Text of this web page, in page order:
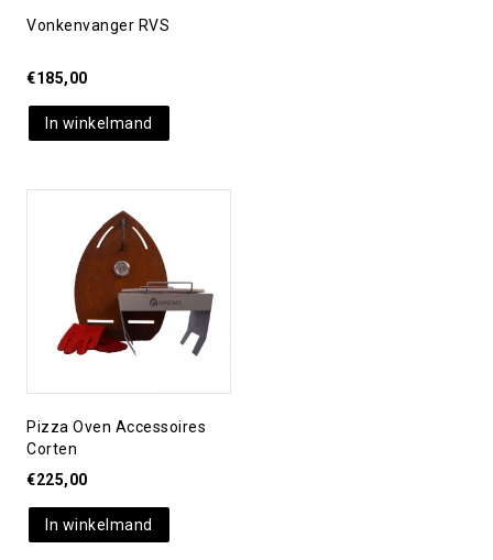
Vonkenvanger RVS
€185,00
In winkelmand
Pizza Oven Accessoires
Corten
€225,00
In winkelmand